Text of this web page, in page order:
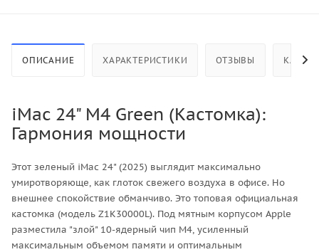
ОПИСАНИЕ ХАРАКТЕРИСТИКИ ОТЗЫВЫ КАК
iMac 24" M4 Green (Кастомка):
Гармония мощности
Этот зеленый iMac 24" (2025) выглядит максимально
умиротворяюще, как глоток свежего воздуха в офисе. Но
внешнее спокойствие обманчиво. Это топовая официальная
кастомка (модель Z1K30000L). Под мятным корпусом Apple
разместила "злой" 10-ядерный чип M4, усиленный
максимальным объемом памяти и оптимальным